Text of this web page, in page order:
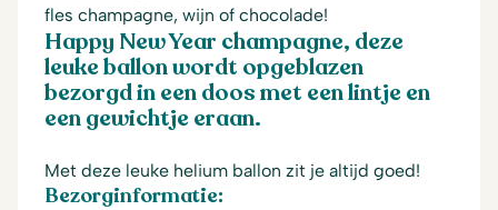
fles champagne, wijn of chocolade!
Happy New Year champagne, deze
leuke ballon wordt opgeblazen
bezorgd in een doos met een lintje en
een gewichtje eraan.
Met deze leuke helium ballon zit je altijd goed!
Bezorginformatie: